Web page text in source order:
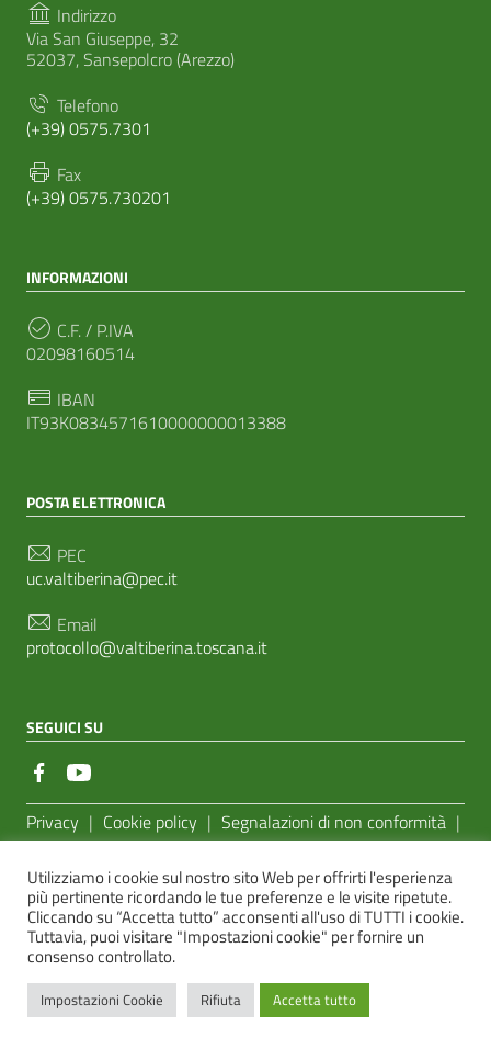
Indirizzo
Via San Giuseppe, 32
52037, Sansepolcro (Arezzo)
Telefono
(+39) 0575.7301
Fax
(+39) 0575.730201
INFORMAZIONI
C.F. / P.IVA
02098160514
IBAN
IT93K0834571610000000013388
POSTA ELETTRONICA
PEC
uc.valtiberina@pec.it
Email
protocollo@valtiberina.toscana.it
SEGUICI SU
Sezione Link Utili
Privacy | Cookie policy | Segnalazioni di non conformità |
AgID
Sito realizzato dallae-Linking Online Systems S.r.l.
Utilizziamo i cookie sul nostro sito Web per offrirti l'esperienza
più pertinente ricordando le tue preferenze e le visite ripetute.
Cliccando su “Accetta tutto” acconsenti all'uso di TUTTI i cookie.
Tuttavia, puoi visitare "Impostazioni cookie" per fornire un
consenso controllato.
Impostazioni Cookie Rifiuta Accetta tutto